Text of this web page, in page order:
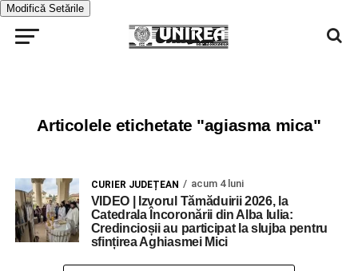
Modifică Setările
Articolele etichetate "agiasma mica"
CURIER JUDEȚEAN acum 4 luni
VIDEO | Izvorul Tămăduirii 2026, la
Catedrala Încoronării din Alba Iulia:
Credincioșii au participat la slujba pentru
sfințirea Aghiasmei Mici